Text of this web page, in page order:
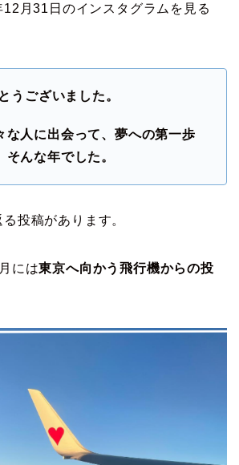
月31日のインスタグラムを見る
うございました。
な人に出会って、夢への第一歩
んな年でした。
投稿があります。
には東京へ向かう飛行機からの投